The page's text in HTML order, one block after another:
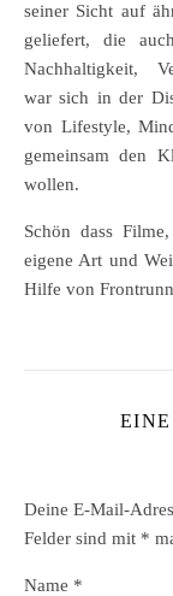
seiner Sicht auf
geliefert, die
Nachhaltigkeit,
war sich in der
von Lifestyle,
gemeinsam den
wollen.
Schön dass
eigene Art und
Hilfe von
Deine E-Mail-
Felder sind mit *
Name *